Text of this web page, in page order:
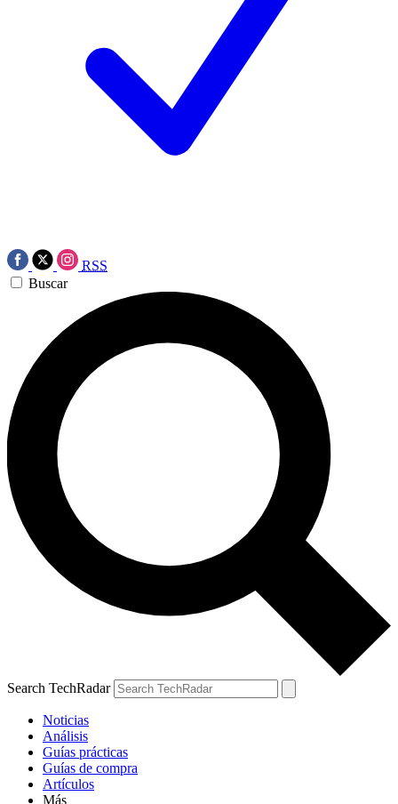
RSS
Buscar
Search TechRadar
Noticias
Análisis
Guías prácticas
Guías de compra
Artículos
Más